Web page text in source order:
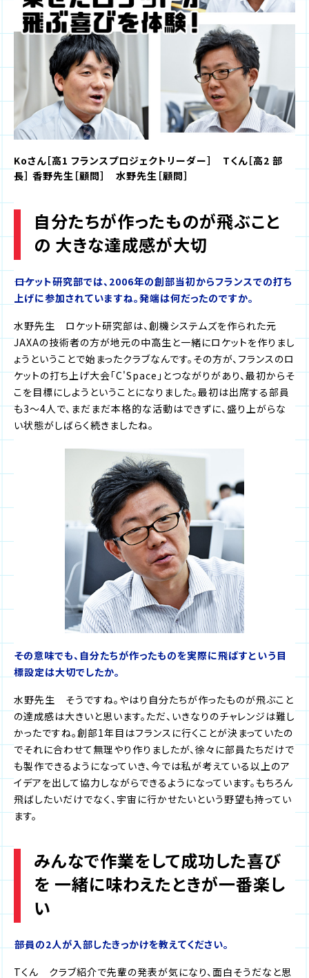
Koさん［高1 フランスプロジェクトリーダー］ Tくん［高2 部
長］ 香野先生［顧問］ 水野先生［顧問］
自分たちが作ったものが飛ぶこと
の 大きな達成感が大切
――ロケット研究部では、2006年の創部当初からフランスでの打ち
上げに参加されていますね。発端は何だったのですか。
水野先生 ロケット研究部は、創機システムズを作られた元
JAXAの技術者の方が地元の中高生と一緒にロケットを作りまし
ょうということで始まったクラブなんです。その方が、フランスのロ
ケットの打ち上げ大会「C'Space」とつながりがあり、最初からそ
こを目標にしようということになりました。最初は出席する部員
も3～4人で、まだまだ本格的な活動はできずに、盛り上がらな
い状態がしばらく続きましたね。
――その意味でも、自分たちが作ったものを実際に飛ばすという目
標設定は大切でしたか。
水野先生 そうですね。やはり自分たちが作ったものが飛ぶこと
の達成感は大きいと思います。ただ、いきなりのチャレンジは難し
かったですね。創部1年目はフランスに行くことが決まっていたの
でそれに合わせて無理やり作りましたが、徐々に部員たちだけで
も製作できるようになっていき、今では私が考えている以上のア
イデアを出して協力しながらできるようになっています。もちろん
飛ばしたいだけでなく、宇宙に行かせたいという野望も持ってい
ます。
みんなで作業をして成功した喜び
を 一緒に味わえたときが一番楽し
い
――部員の2人が入部したきっかけを教えてください。
Tくん クラブ紹介で先輩の発表が気になり、面白そうだなと思